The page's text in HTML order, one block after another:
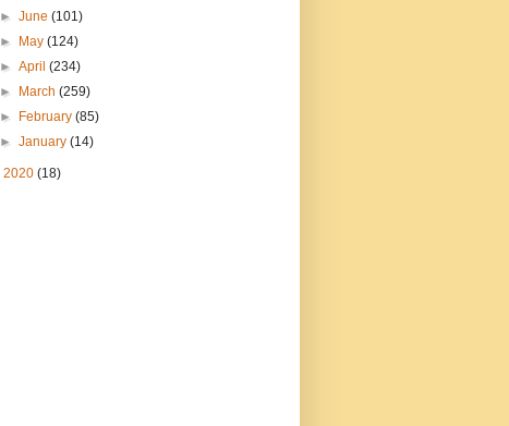
►June(101)
►
May(124)
►April(234)
►
March(259)
►
February(85)
►January(14)
2020 (18)